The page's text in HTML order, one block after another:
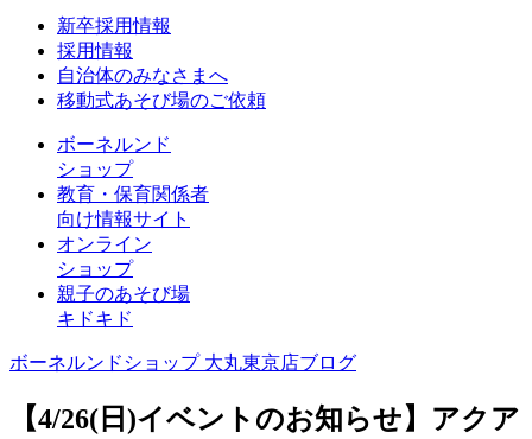
新卒採用情報
採用情報
自治体のみなさまへ
移動式あそび場のご依頼
ボーネルンド
ショップ
教育・保育関係者
向け情報サイト
オンライン
ショップ
親子のあそび場
キドキド
ボーネルンドショップ 大丸東京店ブログ
【4/26(日)イベントのお知らせ】アクア